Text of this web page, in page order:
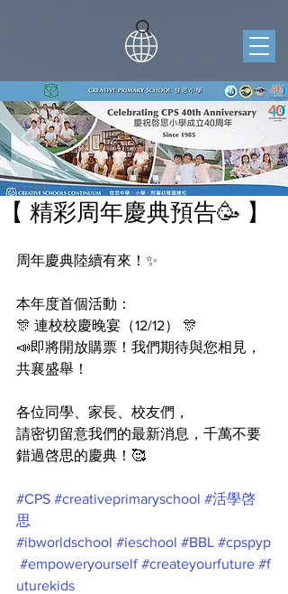
【 精彩周年慶典預告🥳 】
周年慶典陸續有來！✨
本年度首個活動：
🎊 連校校慶晚宴（12/12） 🎊
📣即將開放購票！我們期待與您相見，
共襄盛舉！
各位同學、家長、校友們，
請密切留意我們的最新消息，千萬不要
錯過啓思的慶典！🥰
#CPS #creativeprimaryschool #活學啓
思
#ibworldschool #ieschool #BBL #cpspyp
#empoweryourself #createyourfuture #f
uturekids